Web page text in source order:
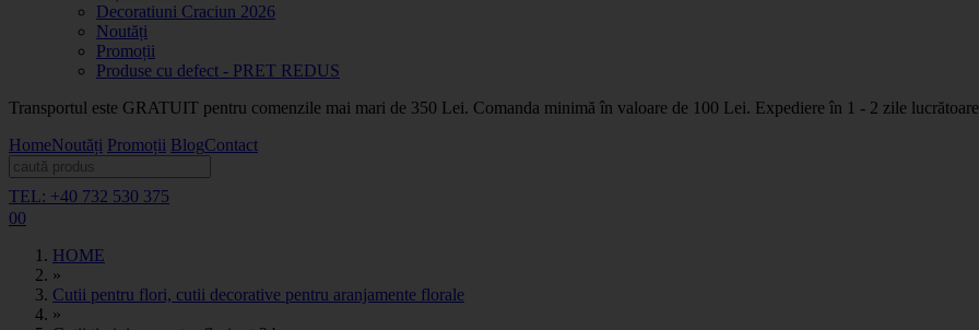
Decoratiuni Craciun 2026
Noutăți
Promoții
Produse cu defect - PRET REDUS
Transportul este GRATUIT pentru comenzile mai mari de 350 Lei. Comanda minimă în valoare de 100 Lei. Expediere în 1 - 2 zile
HomeNoutăți Promoții BlogContact
TEL: +40 732 530 375
00
HOME
»
Cutii pentru flori, cutii decorative pentru aranjamente florale
»